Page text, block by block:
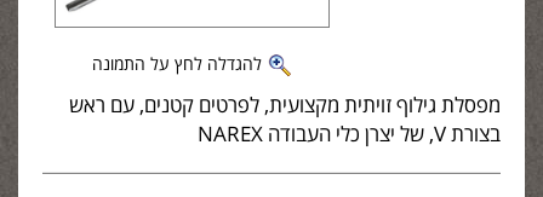
להגדלה לחץ על התמונה
מפסלת גילוף זויתית מקצועית, לפרטים קטנים, עם ראש
בצורת V, של יצרן כלי העבודה NAREX